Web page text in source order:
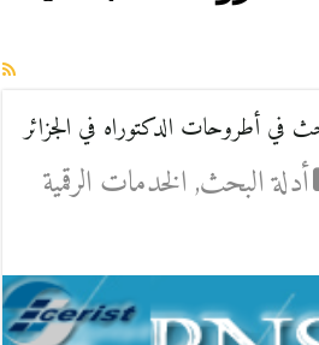
أدلة البحث,الخدمات الرقمية